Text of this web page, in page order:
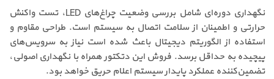
نگهداری دوره‌ای شامل بررسی وضعیت چراغ‌های LED، تست واکنش
حرارتی و اطمینان از سلامت اتصال به سیستم است. طراحی مقاوم و
استفاده از الگوریتم دیجیتال باعث شده است نیاز به سرویس‌های
پیچیده به حداقل برسد. فروش این دتکتور همراه با نگهداری اصولی،
تضمین‌کننده عملکرد پایدار سیستم اعلام حریق خواهد بود.